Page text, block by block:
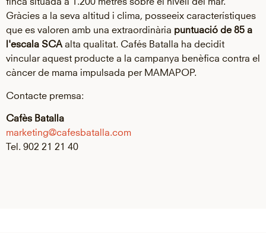
Gràcies a la seva altitud i clima, posseeix característiques
que es valoren amb una extraordinària puntuació de 85 a
l'escala SCA alta qualitat. Cafés Batalla ha decidit
vincular aquest producte a la campanya benèfica contra el
càncer de mama impulsada per MAMAPOP.
Contacte premsa:
Cafès Batalla
marketing@cafesbatalla.com
Tel. 902 21 21 40